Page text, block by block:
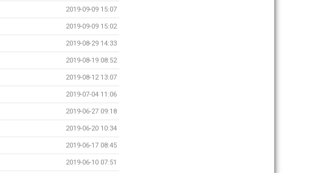
2019-09-09 15:07
2019-09-09 15:02
2019-08-29 14:33
2019-08-19 08:52
2019-08-12 13:07
2019-07-04 11:06
2019-06-27 09:18
2019-06-20 10:34
2019-06-17 08:45
2019-06-10 07:51